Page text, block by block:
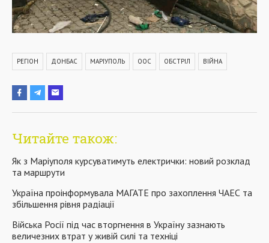
РЕГІОН ДОНБАС МАРІУПОЛЬ ООС ОБСТРІЛ ВІЙНА
Читайте також:
Як з Маріуполя курсуватимуть електрички: новий розклад
та маршрути
Україна проінформувала МАГАТЕ про захоплення ЧАЕС та
збільшення рівня радіації
Війська Росії під час вторгнення в Україну зазнають
величезних втрат у живій силі та техніці